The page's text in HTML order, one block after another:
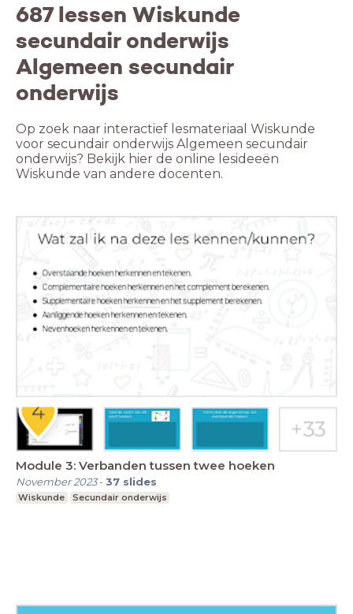
687 lessen Wiskunde
secundair onderwijs
Algemeen secundair
onderwijs
Op zoek naar interactief lesmateriaal Wiskunde
voor secundair onderwijs Algemeen secundair
onderwijs? Bekijk hier de online lesideeën
Wiskunde van andere docenten.
Module 3: Verbanden tussen twee hoeken
November 2023-37 slides
Wiskunde Secundair onderwijs